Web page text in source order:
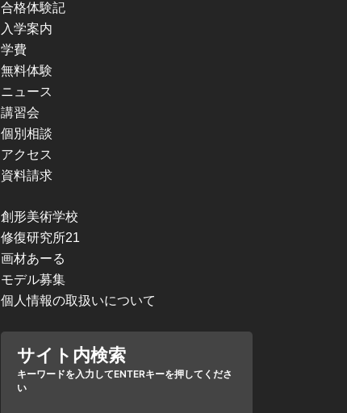
合格体験記
入学案内
学費
無料体験
ニュース
講習会
個別相談
アクセス
資料請求
創形美術学校
修復研究所21
画材あーる
モデル募集
個人情報の取扱いについて
サイト内検索